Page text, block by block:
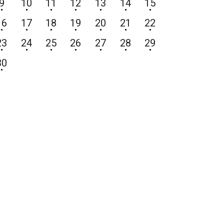
10 11 12 13 14
15
17 18 19 20 21
22
24 25 26 27 28
29